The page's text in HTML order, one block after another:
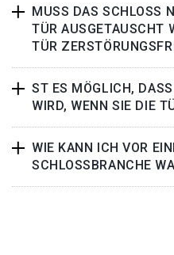
MUSS DAS SCHLOSS
TÜR AUSGETAUSCHT
TÜR
ST ES MÖGLICH,
WIRD, WENN SIE DIE
WIE KANN ICH VOR
SCHLOSSBRANCHE